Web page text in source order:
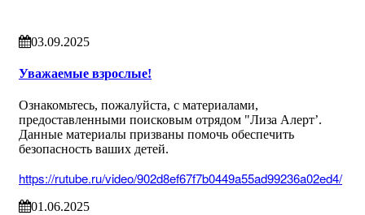
03.09.2025
Уважаемые взрослые!
Ознакомьтесь, пожалуйста, с материалами,
предоставленными поисковым отрядом "Лиза Алерт’.
Данные материалы призваны помочь обеспечить
безопасность ваших детей.
https://rutube.ru/video/902d8ef67f7b0449a55ad99236a02ed4/
01.06.2025